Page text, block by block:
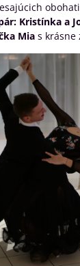
Kristínka a
Mia s krásne